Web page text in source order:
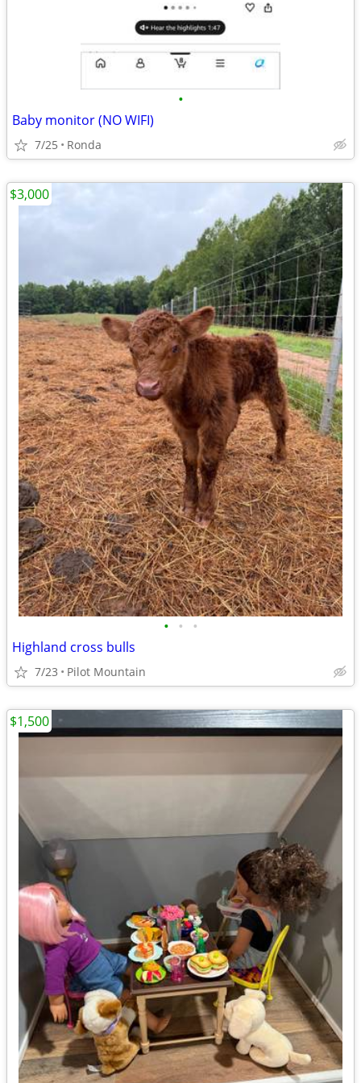
•
Baby monitor (NO WIFI)
7/25 Ronda
• • •
Highland cross bulls
7/23 Pilot Mountain
$3,000
$1,500